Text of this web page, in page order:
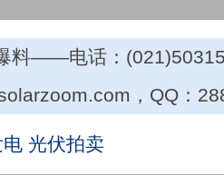
料——电话：
，QQ：
光伏拍卖